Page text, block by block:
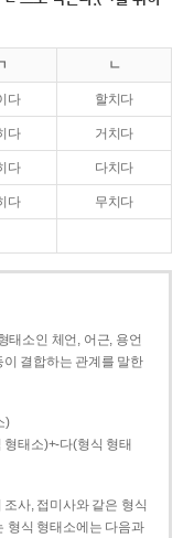
ㄴ
다 할치다
다 거치다
다 다치다
다 무치다
태소인 체언, 어근, 용언
결합하는 관계를 말한
)
태소)+-다(형식 형태
사, 접미사와 같은 형식
형식 형태소에는 다음과